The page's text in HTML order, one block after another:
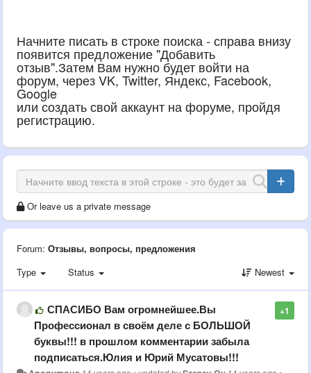
Начните писать в строке поиска - справа внизу
появится предложение "Добавить
отзыв".Затем Вам нужно будет войти на
форум, через VK, Twitter, Яндекс, Facebook,
Google
или создать свой аккаунт на форуме, пройдя
регистрацию.
Or leave us a private message
Forum: Отзывы, вопросы, предложения
Type
Status Newest
+1
СПАСИБО Вам огромнейшее.Вы
Профессионал в своём деле с БОЛЬШОЙ
буквы!!! в прошлом комментарии забыла
подписаться.Юлия и Юрий Мусатовы!!!